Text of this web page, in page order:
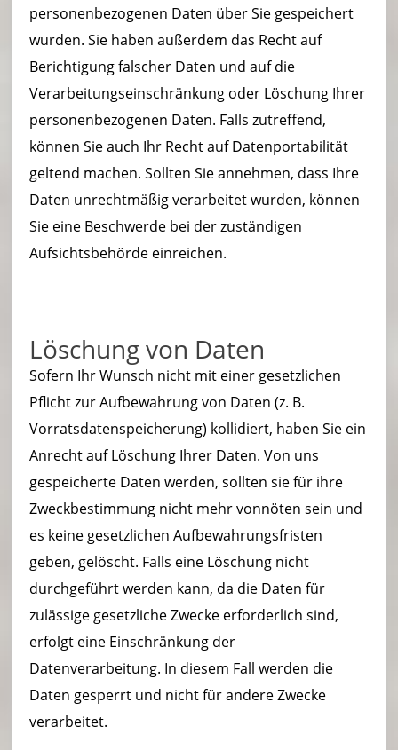
personenbezogenen Daten über Sie gespeichert
wurden. Sie haben außerdem das Recht auf
Berichtigung falscher Daten und auf die
Verarbeitungseinschränkung oder Löschung Ihrer
personenbezogenen Daten. Falls zutreffend,
können Sie auch Ihr Recht auf Datenportabilität
geltend machen. Sollten Sie annehmen, dass Ihre
Daten unrechtmäßig verarbeitet wurden, können
Sie eine Beschwerde bei der zuständigen
Aufsichtsbehörde einreichen.
Löschung von Daten
Sofern Ihr Wunsch nicht mit einer gesetzlichen
Pflicht zur Aufbewahrung von Daten (z. B.
Vorratsdatenspeicherung) kollidiert, haben Sie ein
Anrecht auf Löschung Ihrer Daten. Von uns
gespeicherte Daten werden, sollten sie für ihre
Zweckbestimmung nicht mehr vonnöten sein und
es keine gesetzlichen Aufbewahrungsfristen
geben, gelöscht. Falls eine Löschung nicht
durchgeführt werden kann, da die Daten für
zulässige gesetzliche Zwecke erforderlich sind,
erfolgt eine Einschränkung der
Datenverarbeitung. In diesem Fall werden die
Daten gesperrt und nicht für andere Zwecke
verarbeitet.